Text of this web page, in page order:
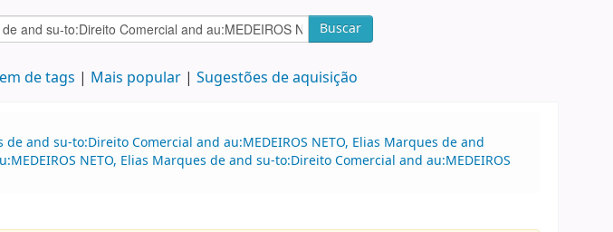
Buscar
de tags Mais popular Sugestões de aquisição
and su-to:Direito Comercial and au:MEDEIROS NETO, Elias Marques de and
NETO, Elias Marques de and su-to:Direito Comercial and au:MEDEIROS